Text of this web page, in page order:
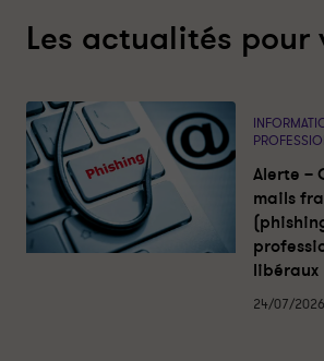
Les actualités pour
Alerte –
mails
libéraux
24/07/2026